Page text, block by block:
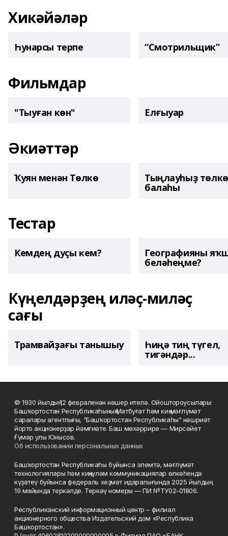
Хикәйәләр
Һунарсы терпе “Смотрильщик”
Фильмдар
"Тыуған көн" Елғыуар
Әкиәттәр
Ҡуян менән Төлкө Тыңлауһыҙ төлкө
балаһы
Тестар
Кемдең дуҫы кем? Географияны
беләһеңме?
Күңелдәрҙең иләҫ-миләҫ
сағы
Трамвайҙағы танышыу Һиңә тиң түгел,
тигәндәр...
© 1930 йылдың 12 февраленән нәшер ителә. Ойоштороусылары:
Башҡортостан Республикаһының Матбуғат һәм киң мәғлүмәт
саралары агентлығы, "Башҡортостан Республикаһы" нәшриәт
йорто акционерҙар йәмғиәте. Баш мөхәррире — Мирсәйет
Ғүмәр улы Юнысов.
Об использовании персональных данных
Башҡортостан Республикаһы буйынса элемтә, мәғлүмәт
технологиялары һәм киңкүләм коммуникациялар өлкәһендә
күҙәтеү буйынса федераль хеҙмәт идаралығында 2025 йылдың
19 майында теркәлде. Теркәү номеры — ПИ №ТУ02-01806.
Республиканский информационный центр – филиал
акционерного общества Издательский дом «Республика
Башкортостан».